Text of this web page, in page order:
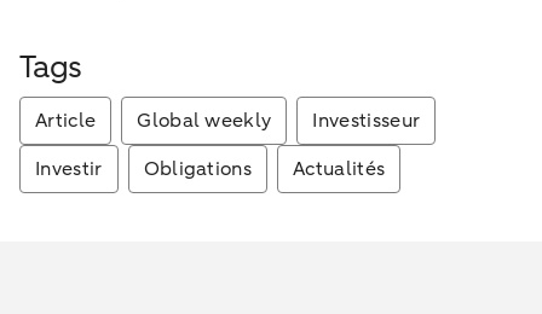
Tags
Article Global weekly
Investisseur
Investir
Obligations Actualités